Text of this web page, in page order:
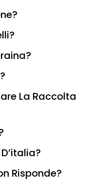
La Raccolta
Risponde?